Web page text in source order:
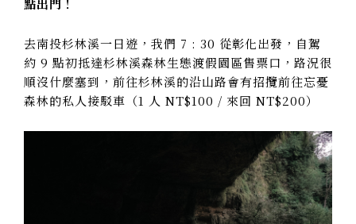
點出門！
去南投杉林溪一日遊，我們 7 : 30 從彰化出發，自駕
約 9 點初抵達杉林溪森林生態渡假園區售票口，路況很
順沒什麼塞到，前往杉林溪的沿山路會有招攬前往忘憂
森林的私人接駁車（1 人 NT$100 / 來回 NT$200）